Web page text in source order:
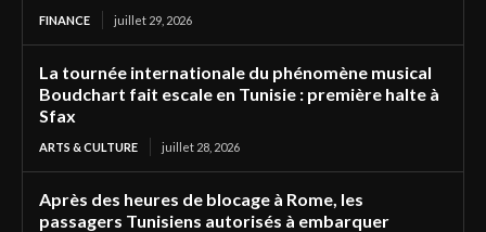
FINANCE juillet 29, 2026
La tournée internationale du phénomène musical
Boudchart fait escale en Tunisie : première halte à
Sfax
ARTS & CULTURE juillet 28, 2026
Après des heures de blocage à Rome, les
passagers Tunisiens autorisés à embarquer